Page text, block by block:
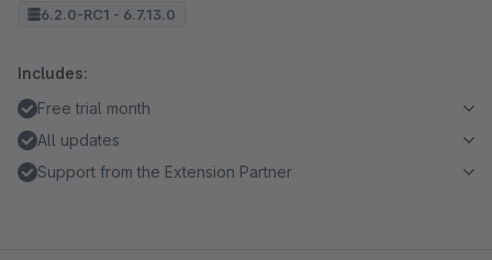
6.2.0-RC1 - 6.7.13.0
Includes:
Free trial month
All updates
Support from the Extension Partner